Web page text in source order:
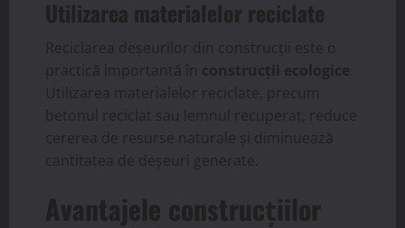
Utilizarea materialelor reciclate
Reciclarea deșeurilor din construcții este o
practică importantă în construcții ecologice
Utilizarea materialelor reciclate, precum
betonul reciclat sau lemnul recuperat, reduce
cererea de resurse naturale și diminuează
cantitatea de deșeuri generate.
Avantajele construcțiilor